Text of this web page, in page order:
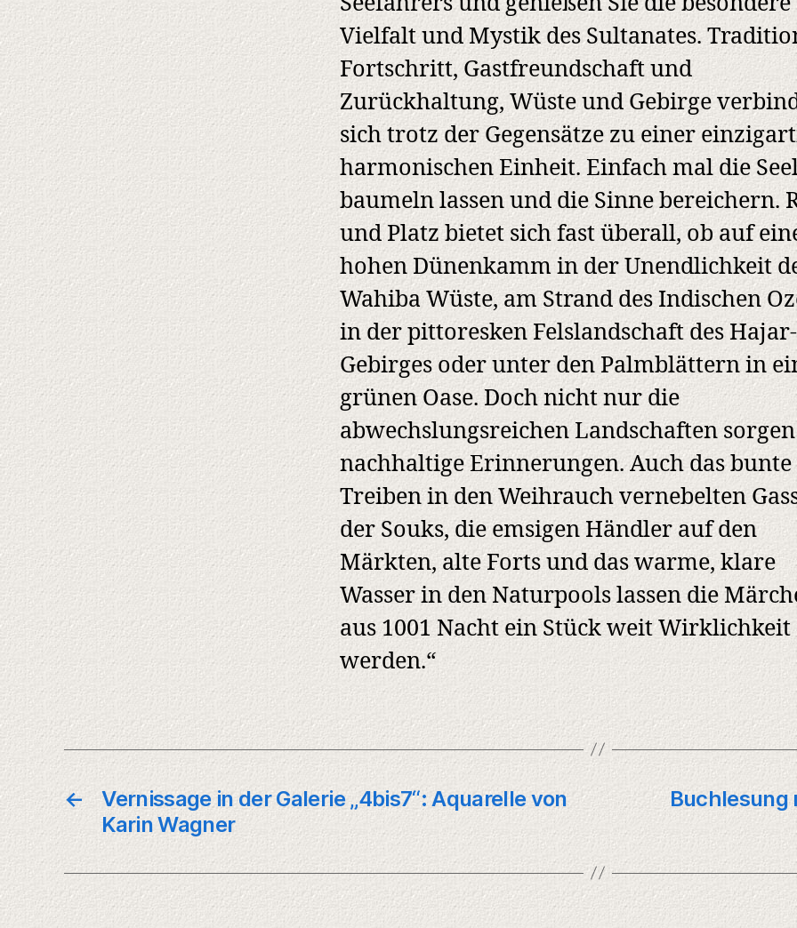
Vielfalt und Mystik des Sultanates.
Fortschritt, Gastfreundschaft und
Zurückhaltung, Wüste und Gebirge
sich trotz der Gegensätze zu einer
harmonischen Einheit. Einfach mal die
baumeln lassen und die Sinne bereichern.
und Platz bietet sich fast überall, ob auf
hohen Dünenkamm in der Unendlichkeit
Wahiba Wüste, am Strand des Indischen
in der pittoresken Felslandschaft des Hajar-
Gebirges oder unter den Palmblättern in
grünen Oase. Doch nicht nur die
abwechslungsreichen Landschaften
nachhaltige Erinnerungen. Auch das bunte
Treiben in den Weihrauch vernebelten
der Souks, die emsigen Händler auf den
Märkten, alte Forts und das warme, klare
Wasser in den Naturpools lassen die
aus 1001 Nacht ein Stück weit Wirklichkeit
werden.“
←
Vernissage in der Galerie „4bis7“: Aquarelle von
Karin Wagner
Buchlesung